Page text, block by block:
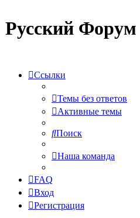
Русский
Ссылки
Темы без ответов
Активные темы
Поиск
Наша команда
FAQ
Вход
Регистрация